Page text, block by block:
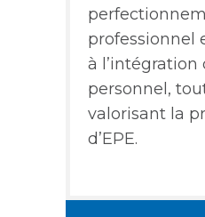
professionnel
à l’intégration
personnel,
valorisant la
d’EPE.